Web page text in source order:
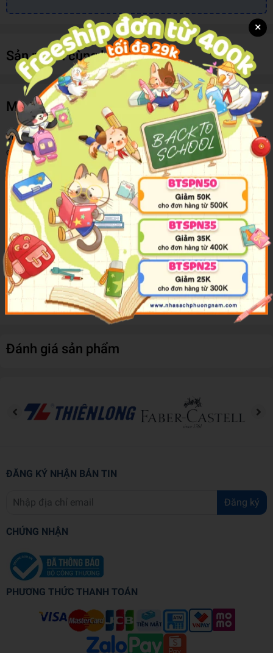
Sản phẩm cùng loại
Mô tả sản phẩm
Việc tô vẽ sẽ đưa trẻ đến thế giới của trí tưởng tượng và cho chúng
cơ hội để thể hiện bảnthân mình. Tô vẽ khiến trẻ cần phải có một
bàn tay chắc chắn và dẻo dai để điều khiển nhữngđường nét của
các bức vẽ. Tô vẽ giúp phát triển sự kết hợp hài hòa giữa tay và
mắt ở trẻ.
Như một sự ưu ái cho các bé gái, bộ:Tô màu công chúa, gồm 5
cuốn: Công chúa nhí nhảnh, Công chúa tóc dài, Công chúa đáng
yêu, Công chúa mộng mơ, Công chúa mắt nai - với hình ảnh sinh
động, ưa nhìn, màu sắc tươi sáng dễ cho việc tô vẽ, bộ sách sẽ
đem đến cho các bé bước vào thế giới màu sắc đầy thú vị và
những khoảnh khắc tươi vui.
Đánh giá sản phẩm
ĐĂNG KÝ NHẬN BẢN TIN
Đăng ký
CHỨNG NHẬN
PHƯƠNG THỨC THANH TOÁN
×